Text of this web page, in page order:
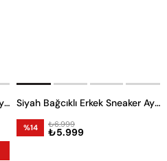
Siyah Bağcıklı Erkek Sneaker Ayakkabı Siyah Bağcıklı Erkek Sneaker Ayakkabı
%14 ₺5.999
₺6.999